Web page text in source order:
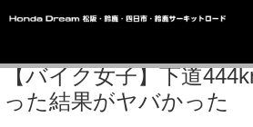
【バイク女子】下道
った結果がヤバかった